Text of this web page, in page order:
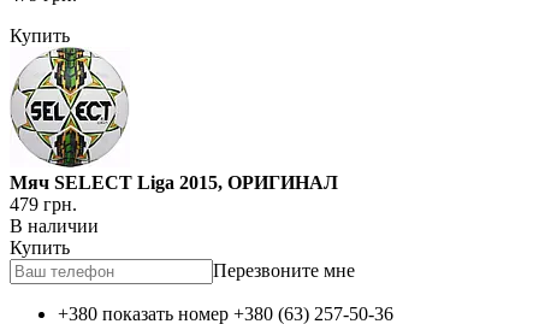
Купить
Мяч SELECT Liga 2015, ОРИГИНАЛ
479 грн.
В наличии
Купить
Перезвоните мне
+380 показать номер +380 (63) 257-50-36